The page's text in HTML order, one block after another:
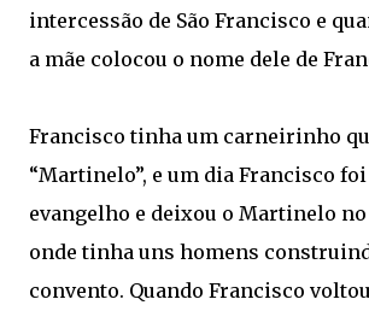
intercessão de São Francisco e
a mãe colocou o nome dele de
Francisco tinha um carneirinho
“Martinelo”, e um dia Francisco
evangelho e deixou o Martinelo
onde tinha uns homens
convento. Quando Francisco